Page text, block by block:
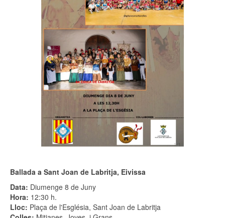
Ballada a Sant Joan de Labritja, Eivissa
Data: Diumenge 8 de Juny
Hora: 12:30 h.
Lloc: Plaça de l'Església, Sant Joan de Labritja